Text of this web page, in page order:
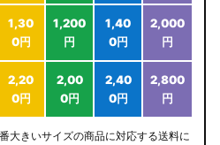
1,30
0円
1,200
円
1,40
0円
2,000
円
2,20
0円
2,00
0円
2,40
0円
2,800
円
大きいサイズの商品に対応する送料に